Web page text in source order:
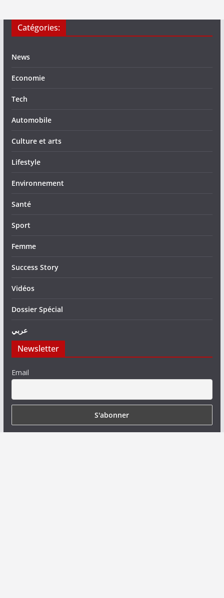
Catégories:
News
Economie
Tech
Automobile
Culture et arts
Lifestyle
Environnement
Santé
Sport
Femme
Success Story
Vidéos
Dossier Spécial
عربي
Newsletter
Email